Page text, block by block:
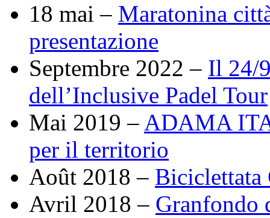
18 mai – Maratonina
presentazione
Septembre 2022 – Il 24/
dell’Inclusive Padel Tour
Mai 2019 – ADAMA
per il territorio
Août 2018 – Biciclettata
Avril 2018 – Granfondo